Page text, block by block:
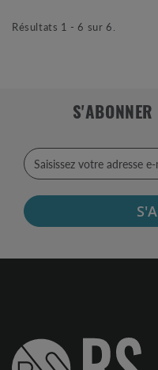
Résultats 1 - 6 sur 6.
S'ABONNER